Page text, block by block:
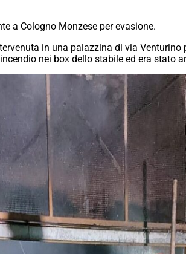
a Cologno Monzese per evasione.
in una palazzina di via
nei box dello stabile ed era stato